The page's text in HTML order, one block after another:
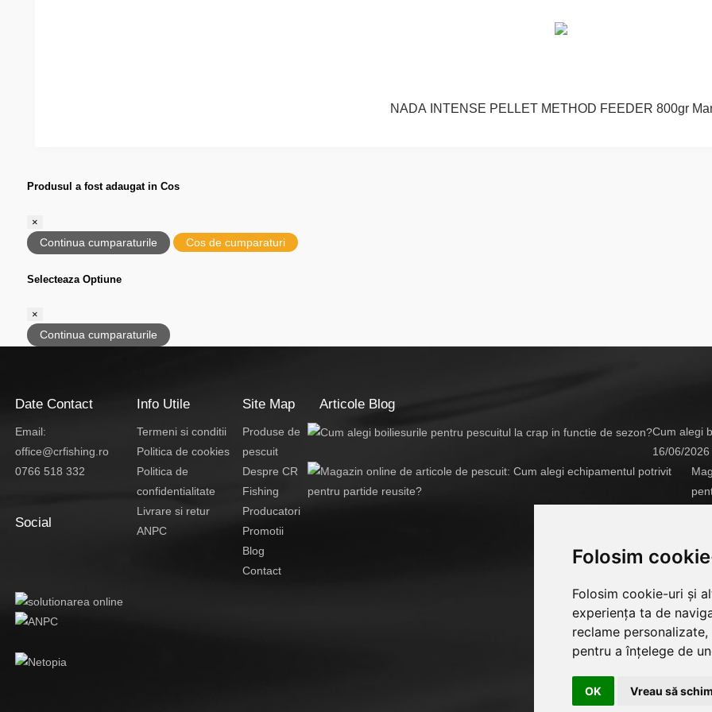
Folosim
Folosim cookie-uri și
experiența ta de
reclame
pentru a înțelege de
OK Vreau să
NADA INTENSE PELLET METHOD FEEDER 800gr
Produsul a fost adaugat in Cos
×
Continua cumparaturile Cos de cumparaturi
Selecteaza Optiune
×
Continua cumparaturile
Date Contact
Email:
office@crfishing.ro
0766 518 332
Social
Info Utile
Termeni si conditii
Politica de cookies
Politica de
confidentialitate
Livrare si retur
ANPC
Site Map
Produse de
pescuit
Despre CR
Fishing
Producatori
Promotii
Blog
Contact
Articole Blog
Cum alegi
16/06/2026